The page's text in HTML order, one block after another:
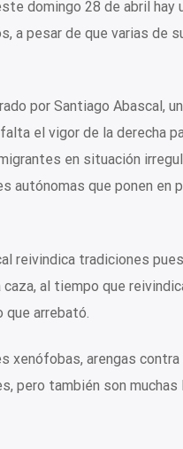
domingo 28 de abril hay
a pesar de que varias de
por Santiago Abascal,
el vigor de la derecha
en situación
autónomas que ponen en
reivindica tradiciones
al tiempo que
arrebató.
xenófobas, arengas
pero también son